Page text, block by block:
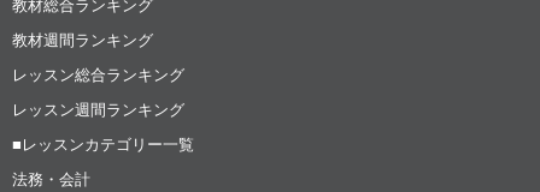
教材総合ランキング
教材週間ランキング
レッスン総合ランキング
レッスン週間ランキング
■レッスンカテゴリー一覧
法務・会計